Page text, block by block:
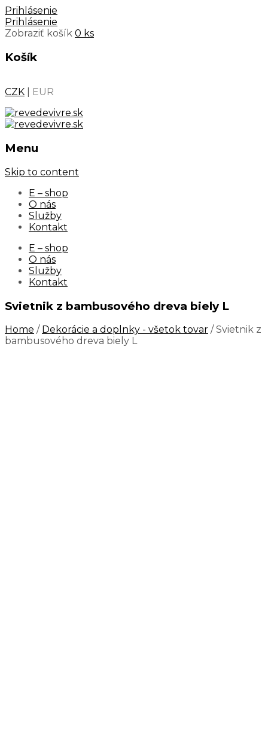
Prihlásenie
Prihlásenie
Zobraziť košík 0 ks
Košík
CZK EUR
Menu
Skip to content
E – shop
O nás
Služby
Kontakt
E – shop
O nás
Služby
Kontakt
Svietnik z bambusového dreva biely L
Home / Dekorácie a doplnky - všetok tovar / Svietnik z
bambusového dreva biely L